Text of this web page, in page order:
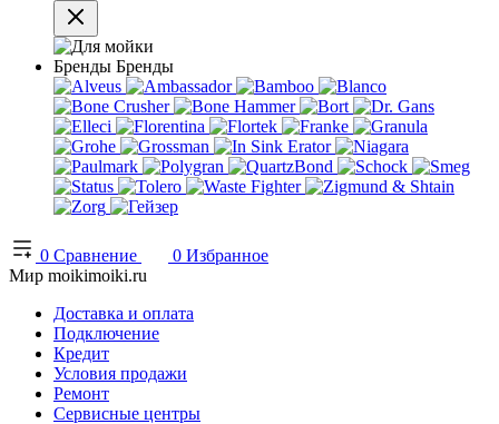
Бренды Бренды
0 Сравнение 0 Избранное
Мир moikimoiki.ru
Доставка и оплата
Подключение
Кредит
Условия продажи
Ремонт
Сервисные центры